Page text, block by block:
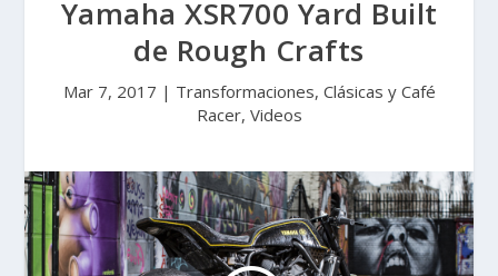
Yamaha XSR700 Yard Built
de Rough Crafts
Mar 7, 2017 | Transformaciones, Clásicas y Café
Racer, Videos